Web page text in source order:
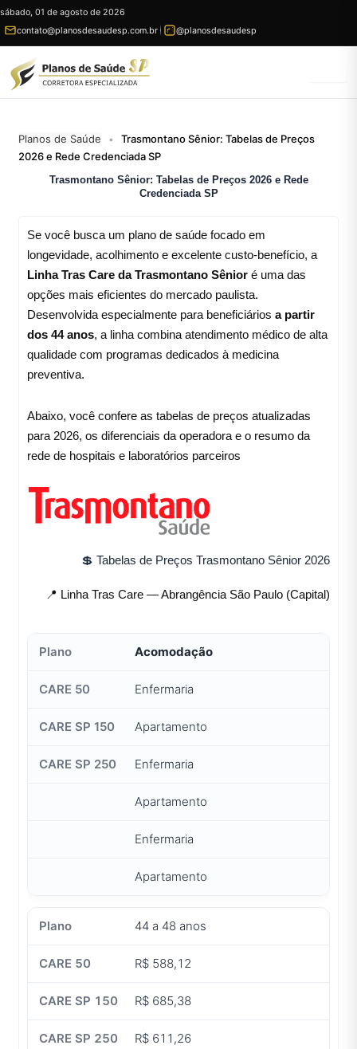
Ir
para
sábado, 01 de agosto de 2026
contato@planosdesaudesp.com.br
@planosdesaudesp
Planos de Saúde •
Trasmontano Sênior: Tabelas de Preços
2026 e Rede Credenciada SP
Trasmontano Sênior: Tabelas de Preços 2026 e Rede
Credenciada SP
Se você busca um plano de saúde focado em
longevidade, acolhimento e excelente custo-benefício, a
Linha Tras Care da Trasmontano Sênioré uma das
opções mais eficientes do mercado paulista.
Desenvolvida especialmente para beneficiários a partir
dos 44 anos, a linha combina atendimento médico de alta
qualidade com programas dedicados à medicina
preventiva.
Abaixo, você confere as tabelas de preços atualizadas
para 2026, os diferenciais da operadora e o resumo da
rede de hospitais e laboratórios parceiros
💲 Tabelas de Preços Trasmontano Sênior 2026
📍 Linha Tras Care — Abrangência São Paulo (Capital)
Acomodação
Enfermaria
Apartamento
Enfermaria
Apartamento
Enfermaria
Apartamento
44 a 48 anos
R$ 588,12
R$ 685,38
R$ 611,26